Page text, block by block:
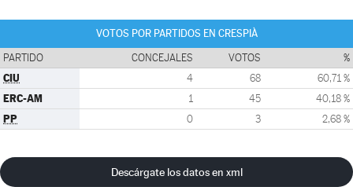
VOTOS POR PARTIDOS EN CRESPIÀ
PARTIDO CONCEJALES VOTOS %
CIU 4 68 60,71 %
ERC-AM 1 45 40,18 %
PP 0 3 2,68 %
Descárgate los datos en xml